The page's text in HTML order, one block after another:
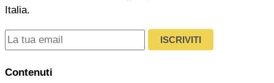
Italia.
ISCRIVITI
Contenuti